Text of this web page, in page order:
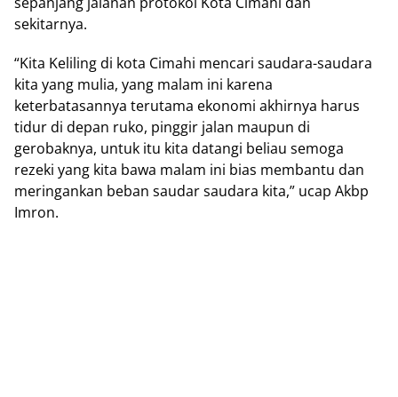
sekitarnya.
“Kita Keliling di kota Cimahi mencari saudara-saudara
kita yang mulia, yang malam ini karena
keterbatasannya terutama ekonomi akhirnya harus
tidur di depan ruko, pinggir jalan maupun di
gerobaknya, untuk itu kita datangi beliau semoga
rezeki yang kita bawa malam ini bias membantu dan
meringankan beban saudar saudara kita,” ucap Akbp
Imron.